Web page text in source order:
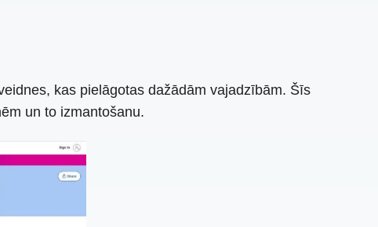
kas pielāgotas dažādām vajadzībām. Šīs
un to izmantošanu.